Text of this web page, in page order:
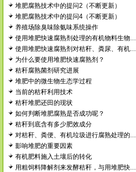
堆肥腐熟技术中的提问2（不断更新）
堆肥腐熟技术中的提问4（不断更新）
养殖场除臭味除氨味系统操作
使用堆肥快速腐熟剂处理的有机物料生物...
使用堆肥快速腐熟剂对秸秆、粪尿、有机...
为什么要使用堆肥快速腐熟剂？
秸秆腐熟菌剂研究进展
堆肥中的微生物生态学过程
当前的秸秆利用技术
秸秆堆肥还田的现状
如何判断堆肥腐熟是否成功呢？
秸秆到底含有多少肥效成分
对秸秆、粪便、有机垃圾进行腐熟处理的...
影响堆肥的重要因素
有机肥料施入土壤后的转化
用粗饲料降解剂来发酵秸秆，与用堆肥快...